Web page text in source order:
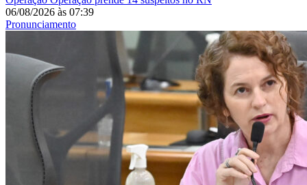
06/08/2026 às 07:39
Pronunciamento